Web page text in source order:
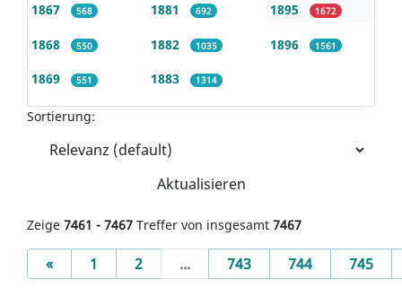
1867 568
1868 550
1869 551
1881 692
1882 1035
1883 1314
1895 1672
1896 1561
Sortierung:
Aktualisieren
Zeige 7461 - 7467 Treffer von insgesamt 7467
«Previous
1 2 ... 743 744 745